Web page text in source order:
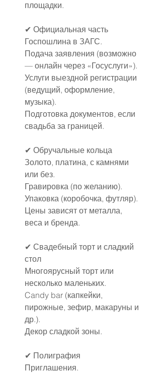
площадки.
✔ Официальная часть
Госпошлина в ЗАГС.
Подача заявления (возможно
— онлайн через «Госуслуги»).
Услуги выездной регистрации
(ведущий, оформление,
музыка).
Подготовка документов, если
свадьба за границей.
✔ Обручальные кольца
Золото, платина, с камнями
или без.
Гравировка (по желанию).
Упаковка (коробочка, футляр).
Цены зависят от металла,
веса и бренда.
✔ Свадебный торт и сладкий
стол
Многоярусный торт или
несколько маленьких.
Candy bar (капкейки,
пирожные, зефир, макаруны и
др.).
Декор сладкой зоны.
✔ Полиграфия
Приглашения.